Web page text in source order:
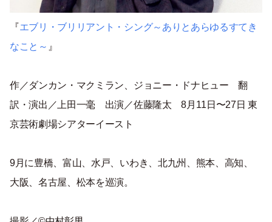
『エブリ・ブリリアント・シング～ありとあらゆるすてき
なこと～ 』
作／ダンカン・マクミラン、ジョニー・ドナヒュー 翻
訳・演出／上田一毫 出演／佐藤隆太 8月11日〜27日 東
京芸術劇場シアターイースト
9月に豊橋、富山、水戸、いわき、北九州、熊本、高知、
大阪、名古屋、松本を巡演。